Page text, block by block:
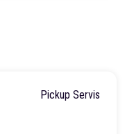
Pickup Servis